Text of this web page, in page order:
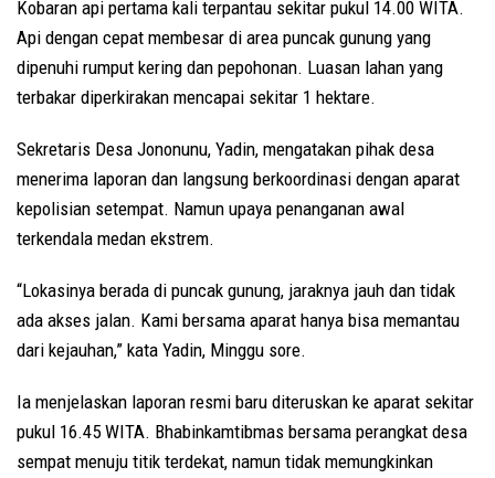
Kobaran api pertama kali terpantau sekitar pukul 14.00 WITA.
Api dengan cepat membesar di area puncak gunung yang
dipenuhi rumput kering dan pepohonan. Luasan lahan yang
terbakar diperkirakan mencapai sekitar 1 hektare.
Sekretaris Desa Jononunu, Yadin, mengatakan pihak desa
menerima laporan dan langsung berkoordinasi dengan aparat
kepolisian setempat. Namun upaya penanganan awal
terkendala medan ekstrem.
“Lokasinya berada di puncak gunung, jaraknya jauh dan tidak
ada akses jalan. Kami bersama aparat hanya bisa memantau
dari kejauhan,” kata Yadin, Minggu sore.
Ia menjelaskan laporan resmi baru diteruskan ke aparat sekitar
pukul 16.45 WITA. Bhabinkamtibmas bersama perangkat desa
sempat menuju titik terdekat, namun tidak memungkinkan